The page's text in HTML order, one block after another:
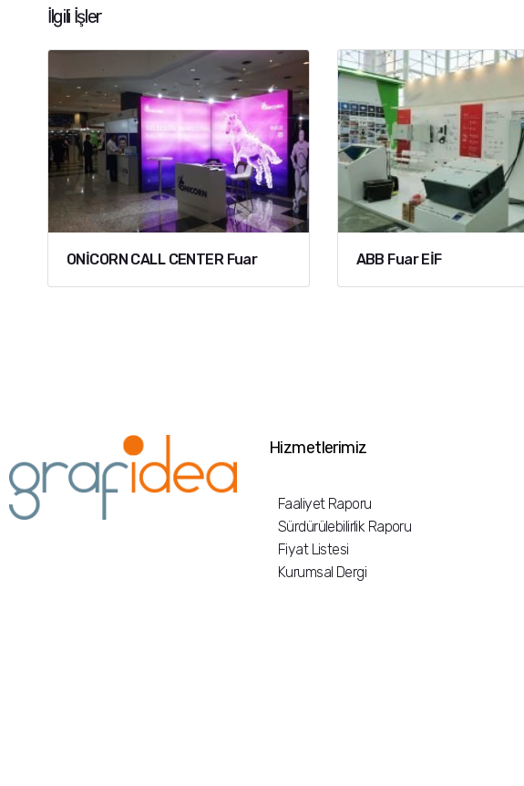
İlgili İşler
ONİCORN CALL CENTER Fuar ABB Fuar EİF
Hizmetlerimiz
Faaliyet Raporu
Sürdürülebilirlik Raporu
Fiyat Listesi
Kurumsal Dergi